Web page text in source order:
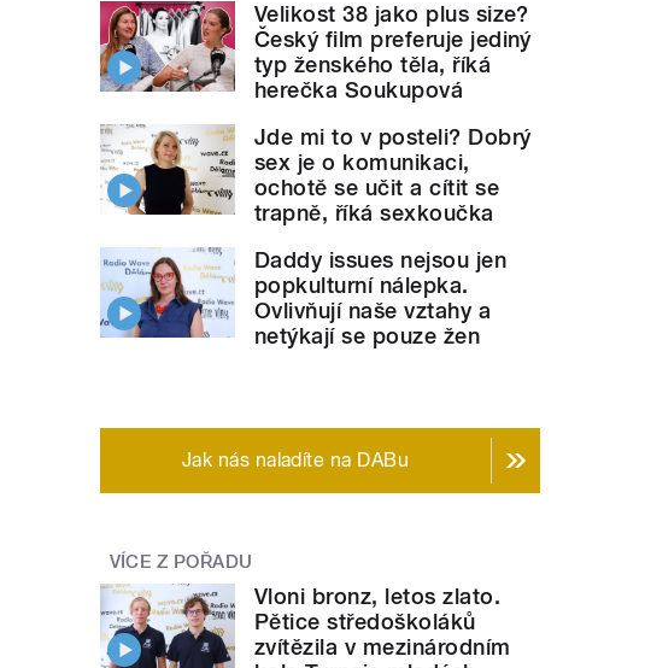
Velikost 38 jako plus size?
Český film preferuje jediný
typ ženského těla, říká
herečka Soukupová
Jde mi to v posteli? Dobrý
sex je o komunikaci,
ochotě se učit a cítit se
trapně, říká sexkoučka
Daddy issues nejsou jen
popkulturní nálepka.
Ovlivňují naše vztahy a
netýkají se pouze žen
Jak nás naladíte na DABu
VÍCE Z POŘADU
Vloni bronz, letos zlato.
Pětice středoškoláků
zvítězila v mezinárodním